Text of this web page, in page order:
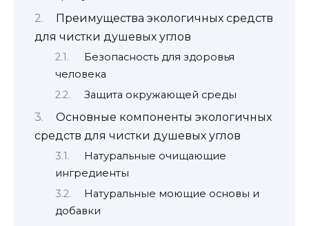
Преимущества экологичных средств
для чистки душевых углов
Безопасность для здоровья
человека
Защита окружающей среды
Основные компоненты экологичных
средств для чистки душевых углов
Натуральные очищающие
ингредиенты
Натуральные моющие основы и
добавки